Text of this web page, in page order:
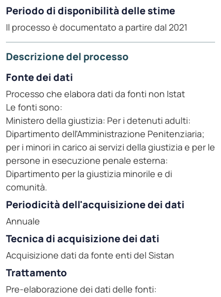
Periodo di disponibilità delle stime
Il processo è documentato a partire dal 2021
Descrizione del processo
Fonte dei dati
Processo che elabora dati da fonti non Istat
Le fonti sono:
Ministero della giustizia: Per i detenuti adulti:
Dipartimento dell'Amministrazione Penitenziaria;
per i minori in carico ai servizi della giustizia e per le
persone in esecuzione penale esterna:
Dipartimento per la giustizia minorile e di
comunità.
Periodicità dell'acquisizione dei dati
Annuale
Tecnica di acquisizione dei dati
Acquisizione dati da fonte enti del Sistan
Trattamento
Pre-elaborazione dei dati delle fonti: